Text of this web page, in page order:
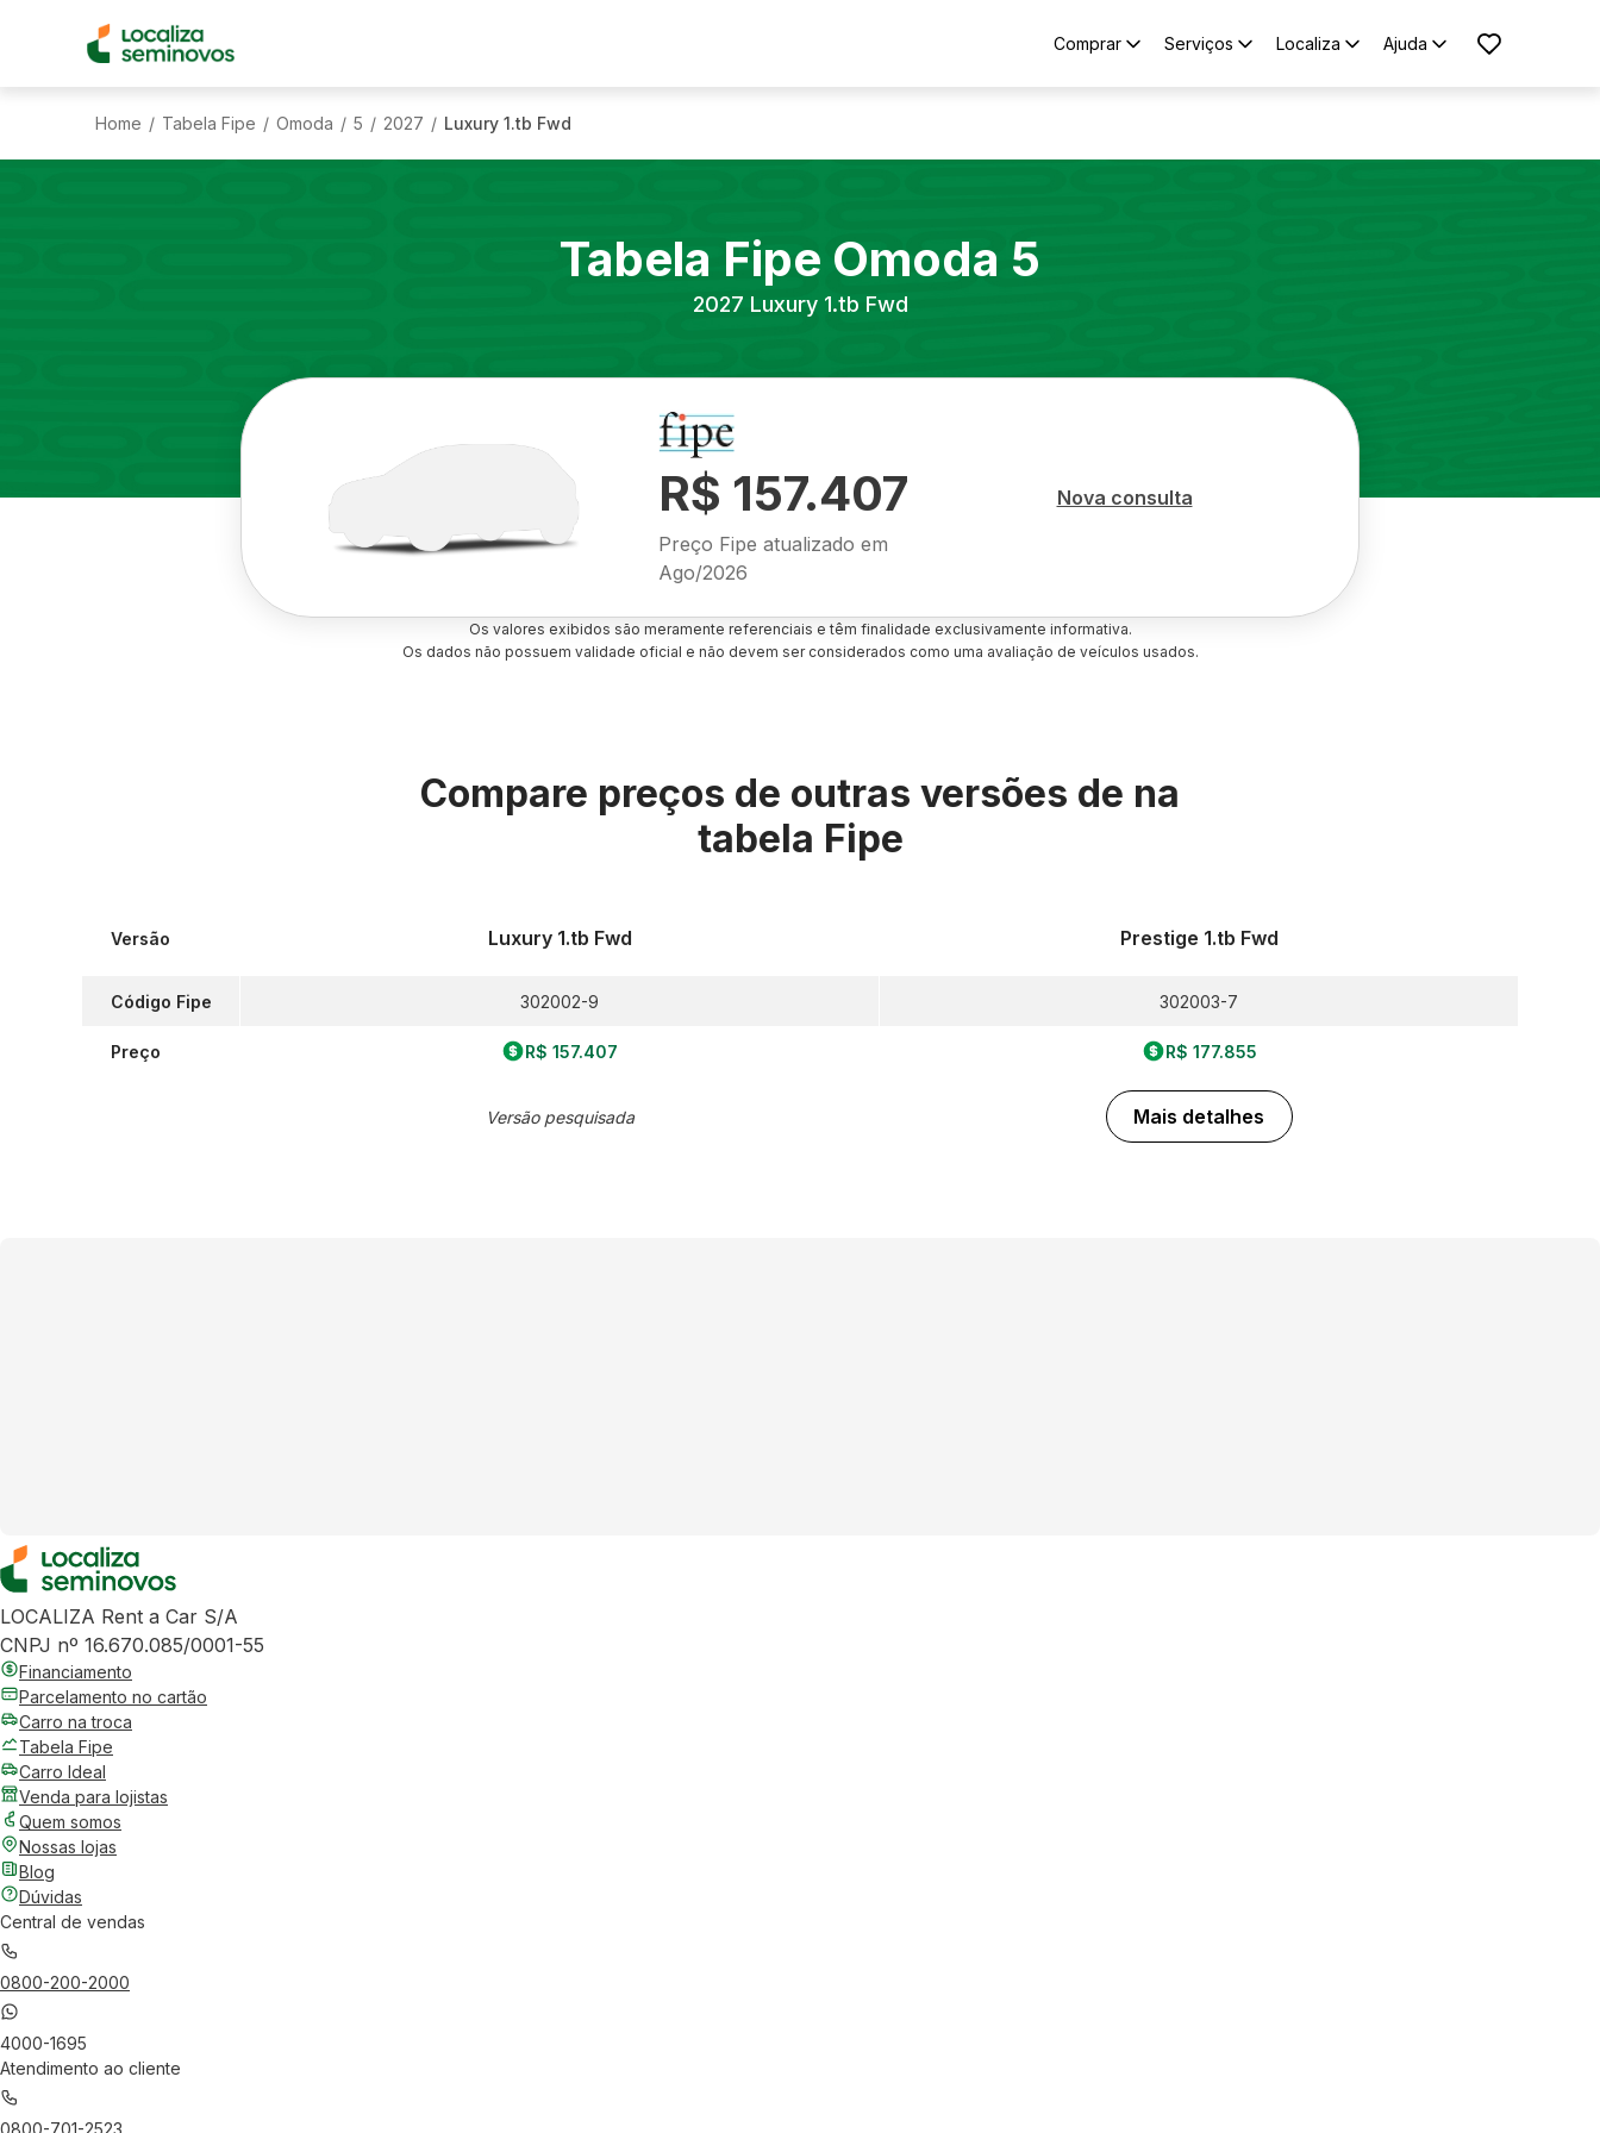
Comprar Serviços Localiza Ajuda
Home / Tabela Fipe / Omoda / 5 / 2027 / Luxury 1.tb Fwd
Tabela Fipe Omoda 5
2027 Luxury 1.tb Fwd
R$ 157.407
Preço Fipe atualizado em
Ago/2026
Nova consulta
Os valores exibidos são meramente referenciais e têm finalidade exclusivamente informativa.
Os dados não possuem validade oficial e não devem ser considerados como uma avaliação de veículos usados.
Compare preços de outras versões de na
tabela Fipe
Versão
Código Fipe
Preço
Luxury 1.tb Fwd
302002-9
R$ 157.407
Versão pesquisada
Prestige 1.tb Fwd
302003-7
R$ 177.855
Mais detalhes
LOCALIZA Rent a Car S/A
CNPJ nº 16.670.085/0001-55
Financiamento
Parcelamento no cartão
Carro na troca
Tabela Fipe
Carro Ideal
Venda para lojistas
Quem somos
Nossas lojas
Blog
Dúvidas
Central de vendas
0800-200-2000
4000-1695
Atendimento ao cliente
0800-701-2523